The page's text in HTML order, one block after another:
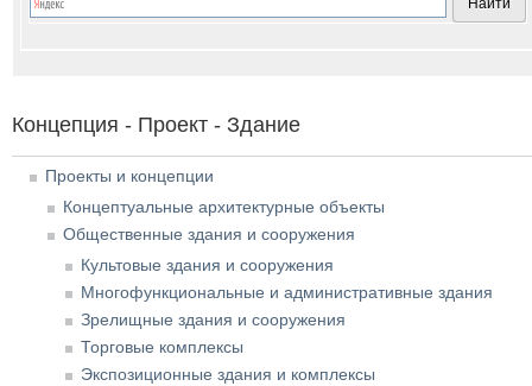
Концепция - Проект - Здание
Проекты и концепции
Концептуальные архитектурные объекты
Общественные здания и сооружения
Культовые здания и сооружения
Многофункциональные и административные здания
Зрелищные здания и сооружения
Торговые комплексы
Экспозиционные здания и комплексы